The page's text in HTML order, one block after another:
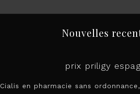
Nouvelles
prix priligy
Cialis en pharmacie sans